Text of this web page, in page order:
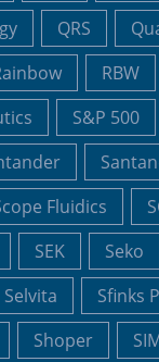
QRS
RBW
S&P 500
Fluidics
SEK Seko
Selvita Sfinks
Shoper